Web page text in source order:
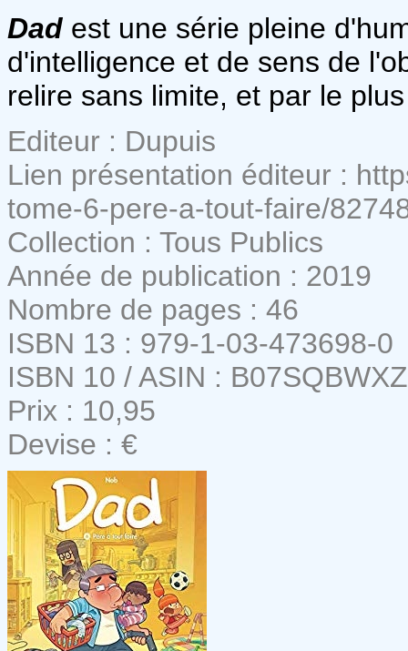
Dad est une série pleine
d'intelligence et de sens de
relire sans limite, et par le
Editeur : Dupuis
Lien présentation éditeur :
tome-6-pere-a-tout-faire/
Collection : Tous Publics
Année de publication : 2019
Nombre de pages : 46
ISBN 13 : 979-1-03-473698-0
ISBN 10 / ASIN :
Prix : 10,95
Devise : €